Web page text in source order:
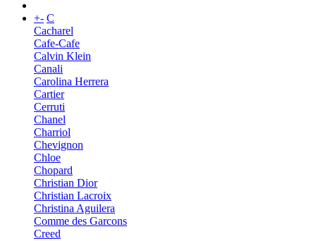
+- C
Cacharel
Cafe-Cafe
Calvin Klein
Canali
Carolina Herrera
Cartier
Cerruti
Chanel
Charriol
Chevignon
Chloe
Chopard
Christian Dior
Christian Lacroix
Christina Aguilera
Comme des Garcons
Creed